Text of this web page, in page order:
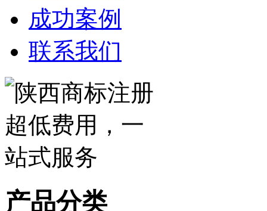
成功案例
联系我们
产品分类